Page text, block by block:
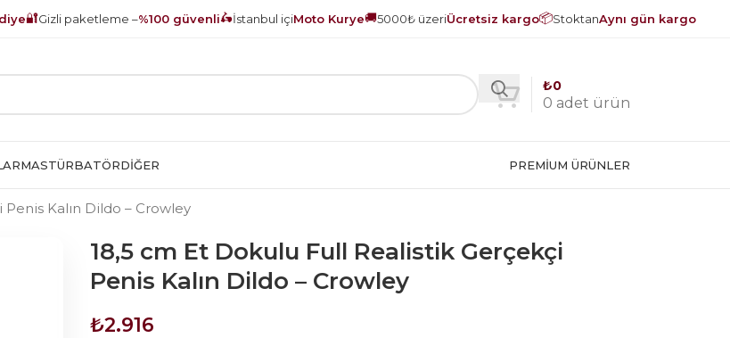
🔐Gizli paketleme –%100 güvenli🛵İstanbul içiMoto Kurye🚚5000₺ üzeriÜcretsiz kargo📦StoktanAynı gün kargo
0 adet ürün
₺0
MASTÜRBATÖRDIĞER PREMIUM ÜRÜNLER
Kalın Dildo – Crowley
18,5 cm Et Dokulu Full Realistik Gerçekçi
Penis Kalın Dildo – Crowley
₺2.916